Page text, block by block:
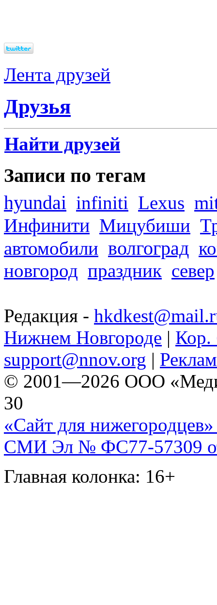
Лента друзей
Друзья
Найти друзей
Записи по тегам
hyundai infiniti Lexus
Инфинити Мицубиши
автомобили волгоград
новгород праздник север
Редакция -
Нижнем Новгороде | Кор.
support@nnov.org |
© 2001—2026 ООО
30
«Сайт для нижегородцев»
СМИ Эл № ФС77-57309
Главная колонка: 16+